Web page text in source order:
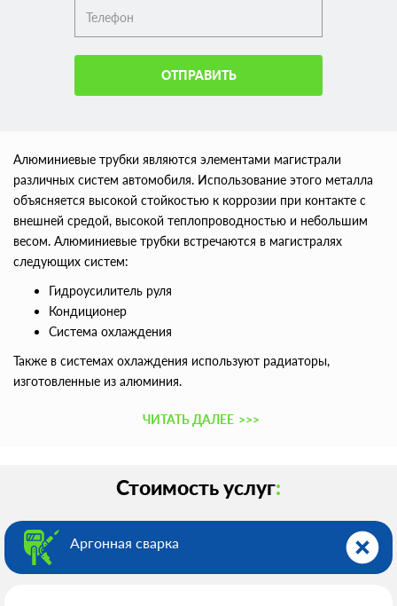
ОТПРАВИТЬ
Алюминиевые трубки являются элементами магистрали
различных систем автомобиля. Использование этого металла
объясняется высокой стойкостью к коррозии при контакте с
внешней средой, высокой теплопроводностью и небольшим
весом. Алюминиевые трубки встречаются в магистралях
следующих систем:
Гидроусилитель руля
Кондиционер
Система охлаждения
Также в системах охлаждения используют радиаторы,
изготовленные из алюминия.
ЧИТАТЬ ДАЛЕЕ >>>
Стоимость услуг:
Аргонная сварка